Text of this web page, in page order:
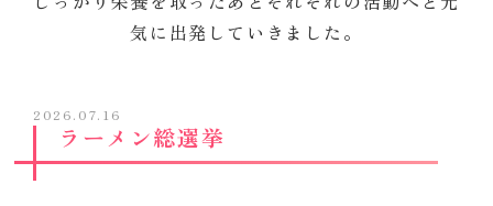
気に出発していきました。
2026.07.16
ラーメン総選挙